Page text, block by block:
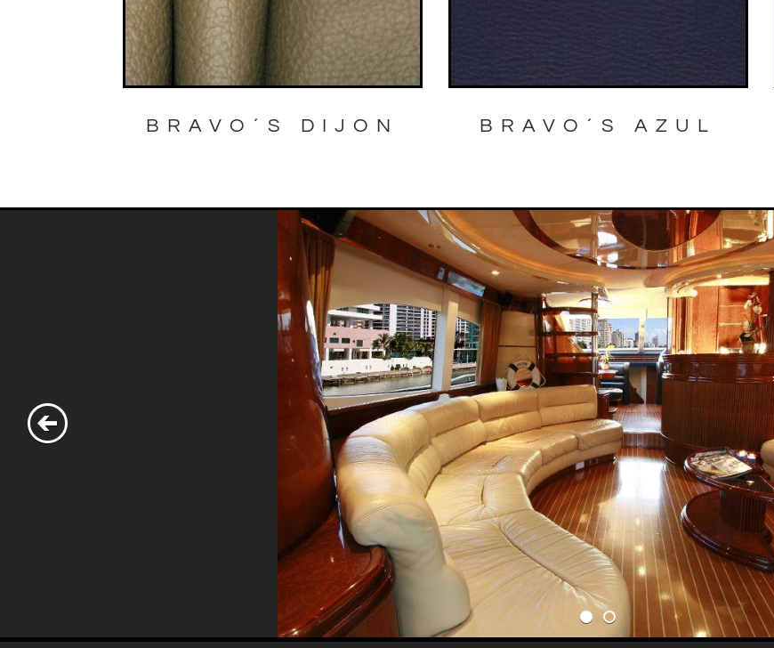
BRAVO´S DIJON BRAVO´S AZUL